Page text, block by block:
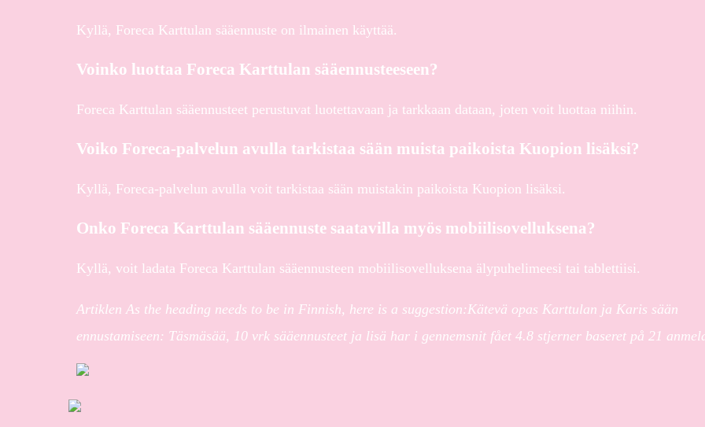
Kyllä, Foreca Karttulan sääennuste on ilmainen käyttää.
Voinko luottaa Foreca Karttulan sääennusteeseen?
Foreca Karttulan sääennusteet perustuvat luotettavaan ja tarkkaan dataan, joten voit luottaa niihin.
Voiko Foreca-palvelun avulla tarkistaa sään muista paikoista Kuopion lisäksi?
Kyllä, Foreca-palvelun avulla voit tarkistaa sään muistakin paikoista Kuopion lisäksi.
Onko Foreca Karttulan sääennuste saatavilla myös mobiilisovelluksena?
Kyllä, voit ladata Foreca Karttulan sääennusteen mobiilisovelluksena älypuhelimeesi tai tablettiisi.
Artiklen As the heading needs to be in Finnish, here is a suggestion:Kätevä opas Karttulan ja Karis sään
ennustamiseen: Täsmäsää, 10 vrk sääennusteet ja lisä har i gennemsnit fået 4.8 stjerner baseret på 21